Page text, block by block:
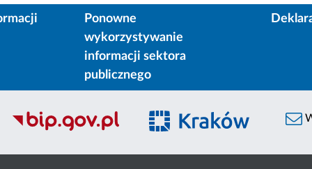
Ponowne
wykorzystywanie
informacji sektora
publicznego